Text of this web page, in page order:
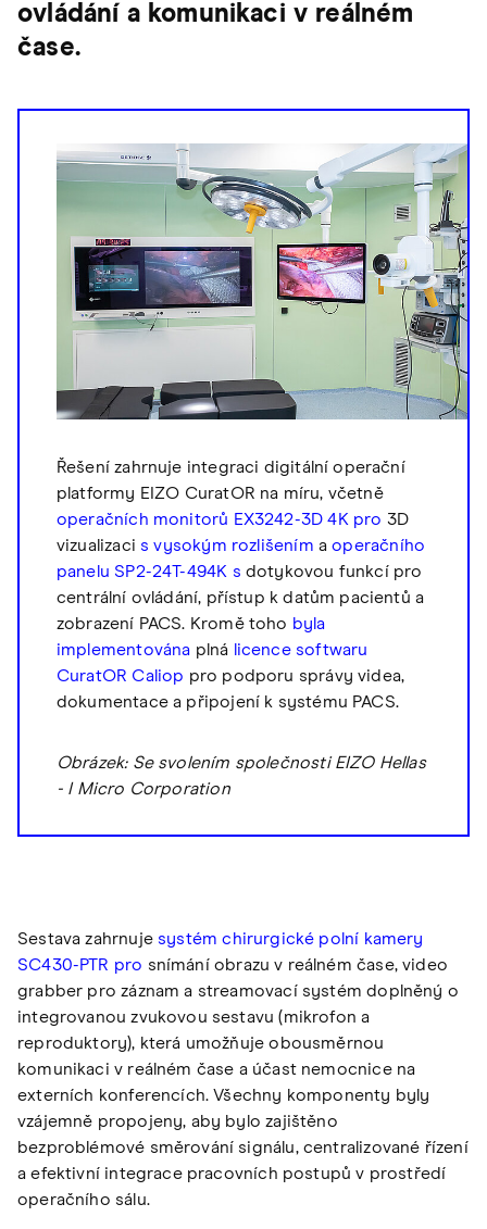
ovládání a komunikaci v reálném
čase.
Řešení zahrnuje integraci digitální operační
platformy EIZO CuratOR na míru, včetně
operačních monitorů EX3242-3D 4K pro 3D
vizualizaci s vysokým rozlišením aoperačního
panelu SP2-24T-494K s dotykovou funkcí pro
centrální ovládání, přístup k datům pacientů a
zobrazení PACS. Kromě toho byla
implementována plná licence softwaru
CuratOR Caliop pro podporu správy videa,
dokumentace a připojení k systému PACS.
Obrázek: Se svolením společnosti EIZO Hellas
- I Micro Corporation
Sestava zahrnuje systém chirurgické polní kamery
SC430-PTR pro snímání obrazu v reálném čase, video
grabber pro záznam a streamovací systém doplněný o
integrovanou zvukovou sestavu (mikrofon a
reproduktory), která umožňuje obousměrnou
komunikaci v reálném čase a účast nemocnice na
externích konferencích. Všechny komponenty byly
vzájemně propojeny, aby bylo zajištěno
bezproblémové směrování signálu, centralizované řízení
a efektivní integrace pracovních postupů v prostředí
operačního sálu.